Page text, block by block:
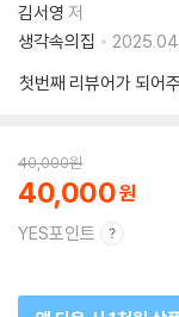
김서영 저
생각속의집
첫번째 리뷰어가 되어
40,000원
40,000
YES포인트